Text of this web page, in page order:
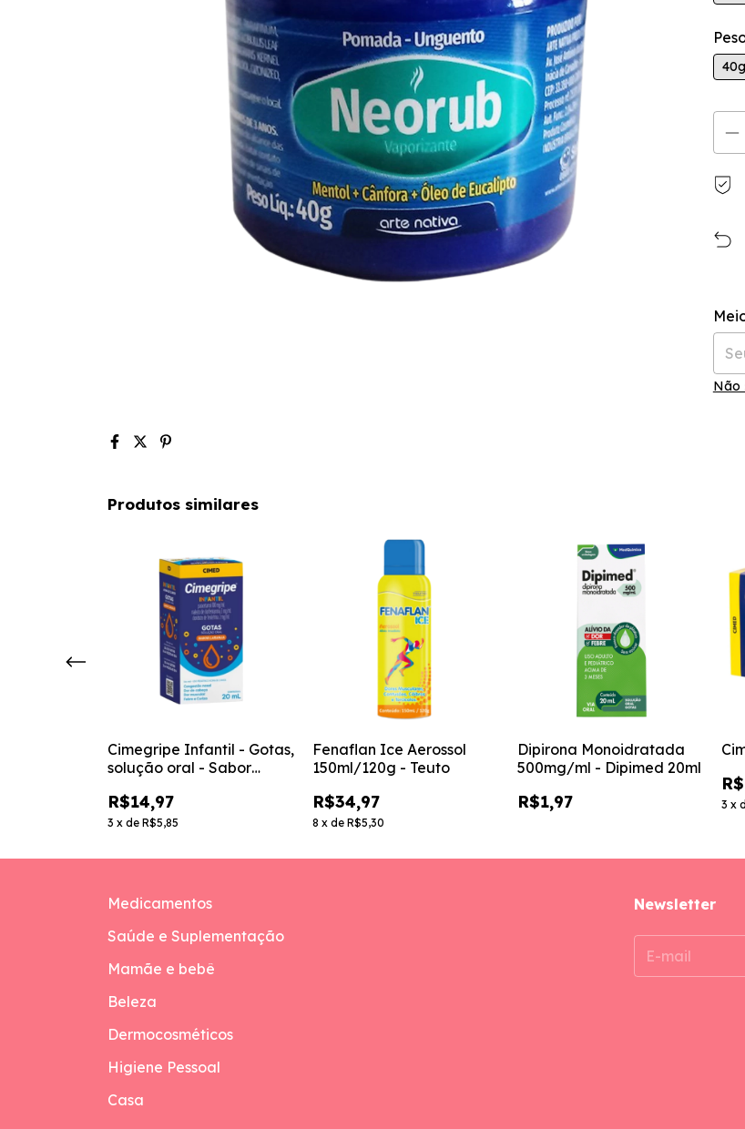
40g
Não
Produtos similares
Cimegripe Infantil - Gotas,
solução oral - Sabor
R$14,97
3 x de R$5,85
Fenaflan Ice Aerossol
150ml/120g - Teuto
R$34,97
8 x de R$5,30
Dipirona Monoidratada
500mg/ml - Dipimed 20ml
R$1,97 3 x
Medicamentos
Saúde e Suplementação
Mamãe e bebê
Beleza
Dermocosméticos
Higiene Pessoal
Casa
Newsletter